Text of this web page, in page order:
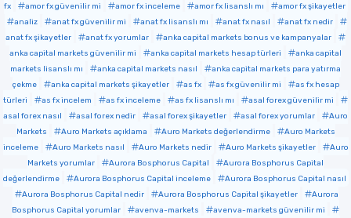
fx
amor fx güvenilir mi amor fx inceleme amor fx lisanslı mı
amor fx şikayetler
analiz
anat fx güvenilir mi anat fx lisanslı mı anat fx nasıl
anat fx nedir
anat fx şikayetler
anat fx yorumlar
anka capital markets bonus ve kampanyalar
anka capital markets güvenilir mi
anka capital markets hesap türleri
anka capital
markets lisanslı mı
anka capital markets nasıl
anka capital markets para yatırma
çekme
anka capital markets şikayetler as fx as fx güvenilir mi
as fx hesap
türleri
as fx incelem as fx inceleme as fx lisanslı mı
asal forex güvenilir mi
asal forex nasıl
asal forex nedir asal forex şikayetler asal forex yorumlar
Auro
Markets
Auro Markets açıklama Auro Markets değerlendirme
Auro Markets
inceleme
Auro Markets nasıl Auro Markets nedir Auro Markets şikayetler
Auro
Markets yorumlar
Aurora Bosphorus Capital
Aurora Bosphorus Capital
değerlendirme
Aurora Bosphorus Capital inceleme
Aurora Bosphorus Capital nasıl
Aurora Bosphorus Capital nedir
Aurora Bosphorus Capital şikayetler
Aurora
Bosphorus Capital yorumlar
avenva-markets
avenva-markets güvenilir mi